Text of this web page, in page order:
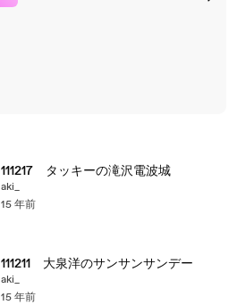
111217 タッキーの滝沢電波城
aki_
15 年前
111211 大泉洋のサンサンサンデー
aki_
15 年前